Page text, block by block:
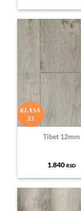
KLASA
33
Tibet 12mm
1.840 RSD